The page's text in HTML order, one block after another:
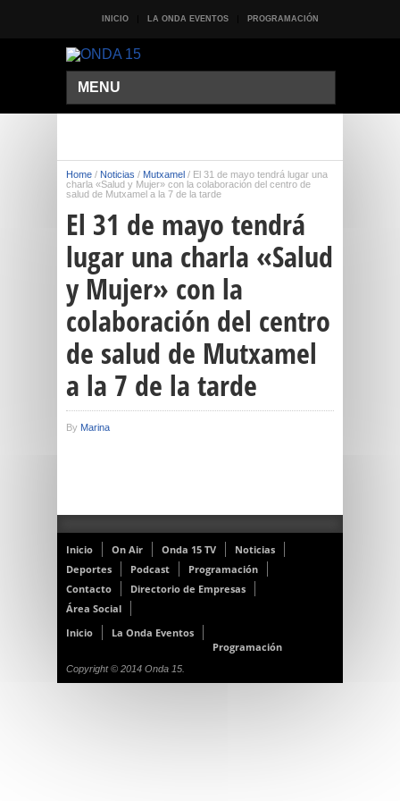
INICIO LA ONDA EVENTOS PROGRAMACIÓN
MENU
Home / Noticias / Mutxamel / El 31 de mayo tendrá lugar una
charla «Salud y Mujer» con la colaboración del centro de
salud de Mutxamel a la 7 de la tarde
El 31 de mayo tendrá
lugar una charla «Salud
y Mujer» con la
colaboración del centro
de salud de Mutxamel
a la 7 de la tarde
By Marina
Inicio On Air Onda 15 TV
Noticias
Deportes
Podcast
Programación
Contacto
Directorio de Empresas
Área Social
Inicio
La Onda Eventos
Programación
Copyright © 2014 Onda 15.